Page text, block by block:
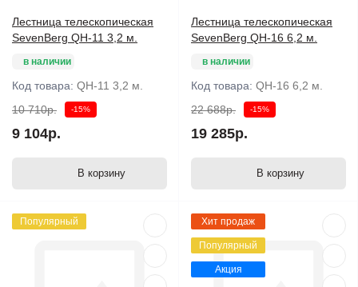
Лестница телескопическая
SevenBerg QH-11 3,2 м.
в наличии
Код товара: QH-11 3,2 м.
10 710р.
-15%
9 104р.
В корзину
Лестница телескопическая
SevenBerg QH-16 6,2 м.
в наличии
Код товара: QH-16 6,2 м.
22 688р.
-15%
19 285р.
В корзину
Популярный Хит продаж
Популярный
Акция